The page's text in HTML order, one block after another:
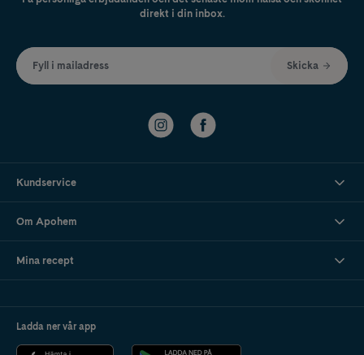
direkt i din inbox.
Fyll i mailadress Skicka
Kundservice
Om Apohem
Mina recept
Ladda ner vår app